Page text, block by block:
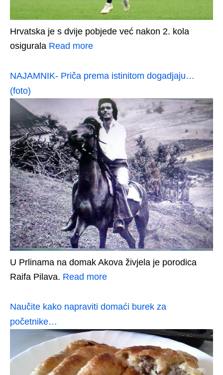
Hrvatska je s dvije pobjede već nakon 2. kola
osigurala Read more
NAJAMNIK- Priča prema istinitom dogadjaju…
(foto)
U Prlinama na domak Akova živjela je porodica
Raifa Pilava. Read more
Naučite kako napraviti domaći burek za
početnike…